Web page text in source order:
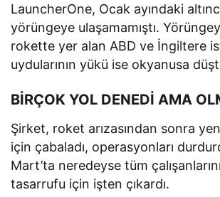
LauncherOne, Ocak ayındaki
yörüngeye ulaşamamıştı.
rokette yer alan ABD ve İngiltere
uydularının yükü ise okyanusa
BİRÇOK YOL DENEDİ AMA
Şirket, roket arızasından sonra
için çabaladı, operasyonları
Mart’ta neredeyse tüm
tasarrufu için işten çıkardı.